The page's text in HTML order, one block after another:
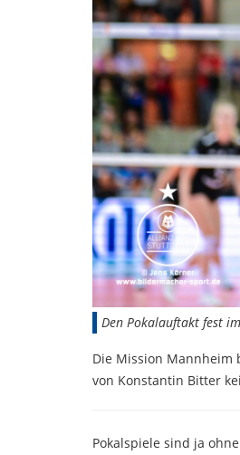
Den Pokalauftakt fest
Die Mission Mannheim
von Konstantin Bitter
Pokalspiele sind ja